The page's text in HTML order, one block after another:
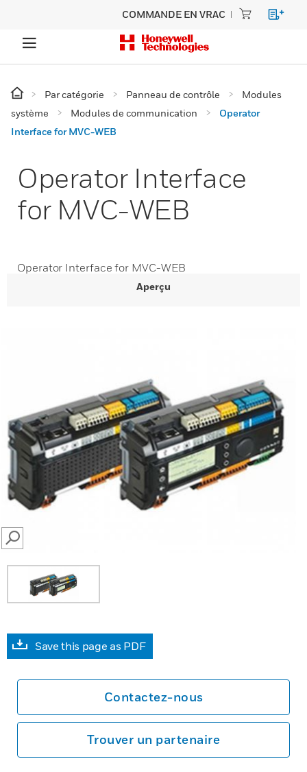
COMMANDE EN VRAC
Par catégorie Panneau de contrôle
Modules
système
Modules de communication
Operator
Interface for MVC-WEB
Operator Interface
for MVC-WEB
Operator Interface for MVC-WEB
Aperçu
SEARCH
Save this page as PDF
Contactez-nous
Trouver un partenaire